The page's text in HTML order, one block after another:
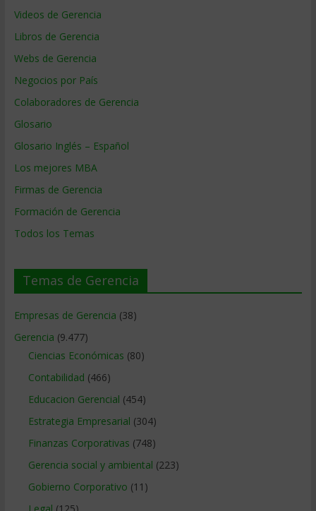
Videos de Gerencia
Libros de Gerencia
Webs de Gerencia
Negocios por País
Colaboradores de Gerencia
Glosario
Glosario Inglés – Español
Los mejores MBA
Firmas de Gerencia
Formación de Gerencia
Todos los Temas
Temas de Gerencia
Empresas de Gerencia (38)
Gerencia (9.477)
Ciencias Económicas (80)
Contabilidad (466)
Educacion Gerencial (454)
Estrategia Empresarial (304)
Finanzas Corporativas (748)
Gerencia social y ambiental (223)
Gobierno Corporativo (11)